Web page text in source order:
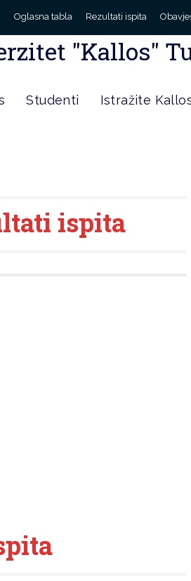
Oglasna tabla Rezultati ispita
"Kallos"
Studenti Istražite
ispita